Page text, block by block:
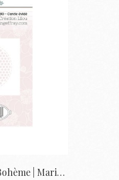
Die - Cercle Évidé - Bohème | Marie-LN...